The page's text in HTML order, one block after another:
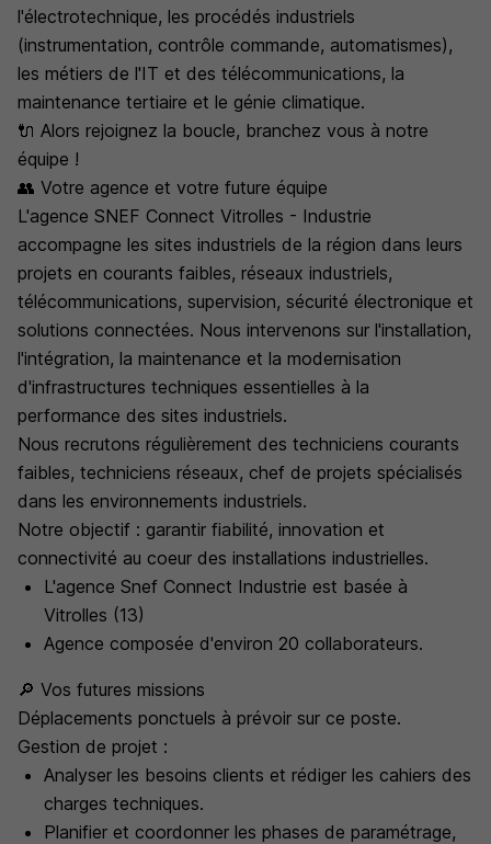
l'électrotechnique, les procédés industriels
(instrumentation, contrôle commande, automatismes),
les métiers de l'IT et des télécommunications, la
maintenance tertiaire et le génie climatique.
🔌 Alors rejoignez la boucle, branchez vous à notre
équipe !
👥 Votre agence et votre future équipe
L'agence SNEF Connect Vitrolles - Industrie
accompagne les sites industriels de la région dans leurs
projets en courants faibles, réseaux industriels,
télécommunications, supervision, sécurité électronique et
solutions connectées. Nous intervenons sur l'installation,
l'intégration, la maintenance et la modernisation
d'infrastructures techniques essentielles à la
performance des sites industriels.
Nous recrutons régulièrement des techniciens courants
faibles, techniciens réseaux, chef de projets spécialisés
dans les environnements industriels.
Notre objectif : garantir fiabilité, innovation et
connectivité au coeur des installations industrielles.
L'agence Snef Connect Industrie est basée à
Vitrolles (13)
Agence composée d'environ 20 collaborateurs.
🔎 Vos futures missions
Déplacements ponctuels à prévoir sur ce poste.
Gestion de projet :
Analyser les besoins clients et rédiger les cahiers des
charges techniques.
Planifier et coordonner les phases de paramétrage,